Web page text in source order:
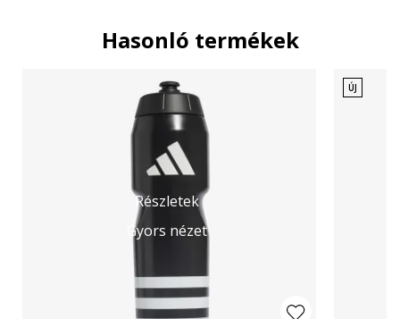
Hasonló termékek
Részletek
Gyors nézet
ÚJ